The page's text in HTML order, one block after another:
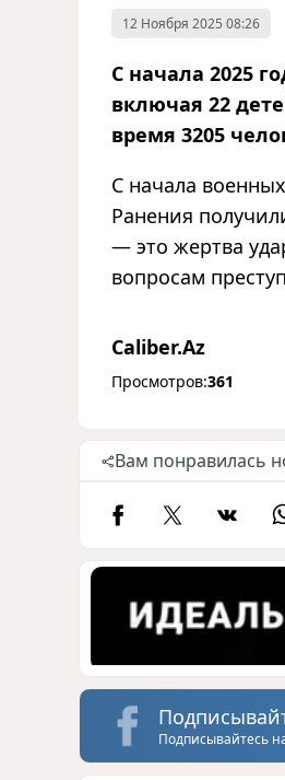
12 Ноября 2025 08:26
С начала 2025
включая 22
время 3205
С начала
Ранения
— это жертва
вопросам
Caliber.Az
Просмотров:361
Вам понравилась
Подписывайтесь